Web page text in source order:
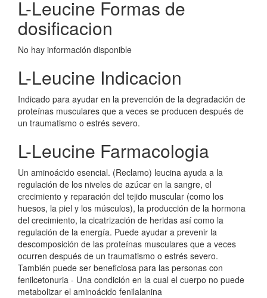
L-Leucine Formas de
dosificacion
No hay información disponible
L-Leucine Indicacion
Indicado para ayudar en la prevención de la degradación de
proteínas musculares que a veces se producen después de
un traumatismo o estrés severo.
L-Leucine Farmacologia
Un aminoácido esencial. (Reclamo) leucina ayuda a la
regulación de los niveles de azúcar en la sangre, el
crecimiento y reparación del tejido muscular (como los
huesos, la piel y los músculos), la producción de la hormona
del crecimiento, la cicatrización de heridas así como la
regulación de la energía. Puede ayudar a prevenir la
descomposición de las proteínas musculares que a veces
ocurren después de un traumatismo o estrés severo.
También puede ser beneficiosa para las personas con
fenilcetonuria - Una condición en la cual el cuerpo no puede
metabolizar el aminoácido fenilalanina